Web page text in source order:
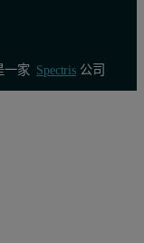
一家 Spectris公司